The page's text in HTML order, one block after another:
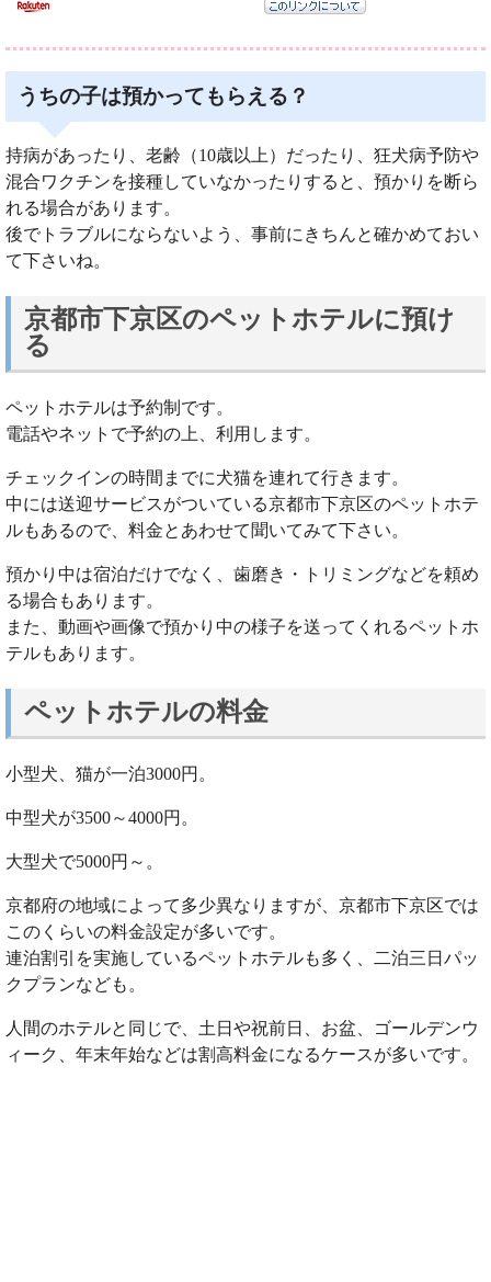
うちの子は預かってもらえる？
持病があったり、老齢（10歳以上）だったり、狂犬病予防や
混合ワクチンを接種していなかったりすると、預かりを断ら
れる場合があります。
後でトラブルにならないよう、事前にきちんと確かめておい
て下さいね。
京都市下京区のペットホテルに預け
る
ペットホテルは予約制です。
電話やネットで予約の上、利用します。
チェックインの時間までに犬猫を連れて行きます。
中には送迎サービスがついている京都市下京区のペットホテ
ルもあるので、料金とあわせて聞いてみて下さい。
預かり中は宿泊だけでなく、歯磨き・トリミングなどを頼め
る場合もあります。
また、動画や画像で預かり中の様子を送ってくれるペットホ
テルもあります。
ペットホテルの料金
小型犬、猫が一泊3000円。
中型犬が3500～4000円。
大型犬で5000円～。
京都府の地域によって多少異なりますが、京都市下京区では
このくらいの料金設定が多いです。
連泊割引を実施しているペットホテルも多く、二泊三日パッ
クプランなども。
人間のホテルと同じで、土日や祝前日、お盆、ゴールデンウ
ィーク、年末年始などは割高料金になるケースが多いです。